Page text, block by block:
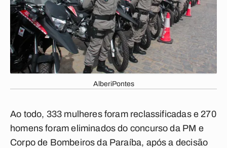
AlberiPontes
Ao todo, 333 mulheres foram reclassificadas e 270
homens foram eliminados do concurso da PM e
Corpo de Bombeiros da Paraíba, após a decisão